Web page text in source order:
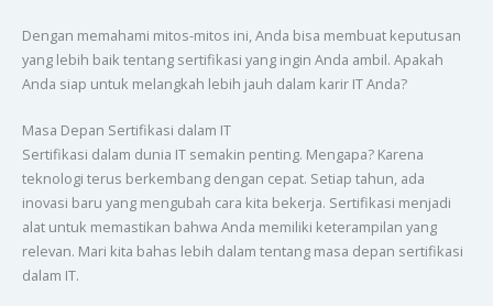
Dengan memahami mitos-mitos ini, Anda bisa membuat keputusan
yang lebih baik tentang sertifikasi yang ingin Anda ambil. Apakah
Anda siap untuk melangkah lebih jauh dalam karir IT Anda?
Masa Depan Sertifikasi dalam IT
Sertifikasi dalam dunia IT semakin penting. Mengapa? Karena
teknologi terus berkembang dengan cepat. Setiap tahun, ada
inovasi baru yang mengubah cara kita bekerja. Sertifikasi menjadi
alat untuk memastikan bahwa Anda memiliki keterampilan yang
relevan. Mari kita bahas lebih dalam tentang masa depan sertifikasi
dalam IT.